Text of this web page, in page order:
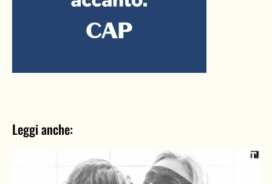
Leggi anche: